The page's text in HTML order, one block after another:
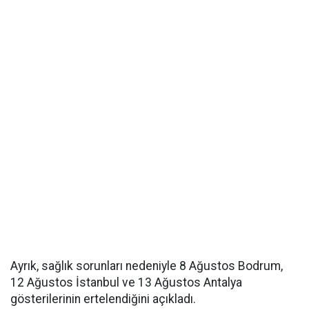
Ayrık, sağlık sorunları nedeniyle 8 Ağustos Bodrum,
12 Ağustos İstanbul ve 13 Ağustos Antalya
gösterilerinin ertelendiğini açıkladı.